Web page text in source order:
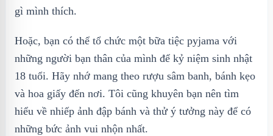
gì mình thích.
Hoặc, bạn có thể tổ chức một bữa tiệc pyjama với
những người bạn thân của mình để kỷ niệm sinh nhật
18 tuổi. Hãy nhớ mang theo rượu sâm banh, bánh kẹo
và hoa giấy đến nơi. Tôi cũng khuyên bạn nên tìm
hiểu về nhiếp ảnh đập bánh và thử ý tưởng này để có
những bức ảnh vui nhộn nhất.